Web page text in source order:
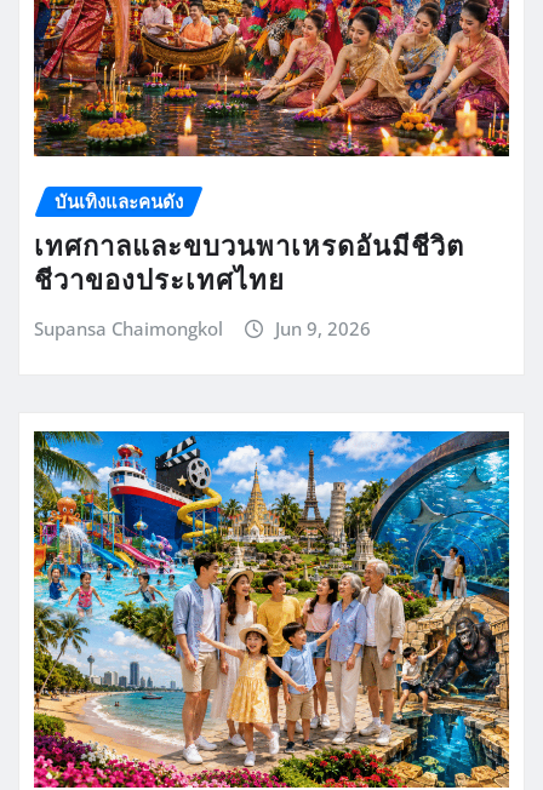
บันเทิงและคนดัง
เทศกาลและขบวนพาเหรดอันมีชีวิต
ชีวาของประเทศไทย
Supansa Chaimongkol Jun 9, 2026